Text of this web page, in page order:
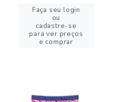
Faça seu login
ou
cadastre-se
para ver preços
e comprar